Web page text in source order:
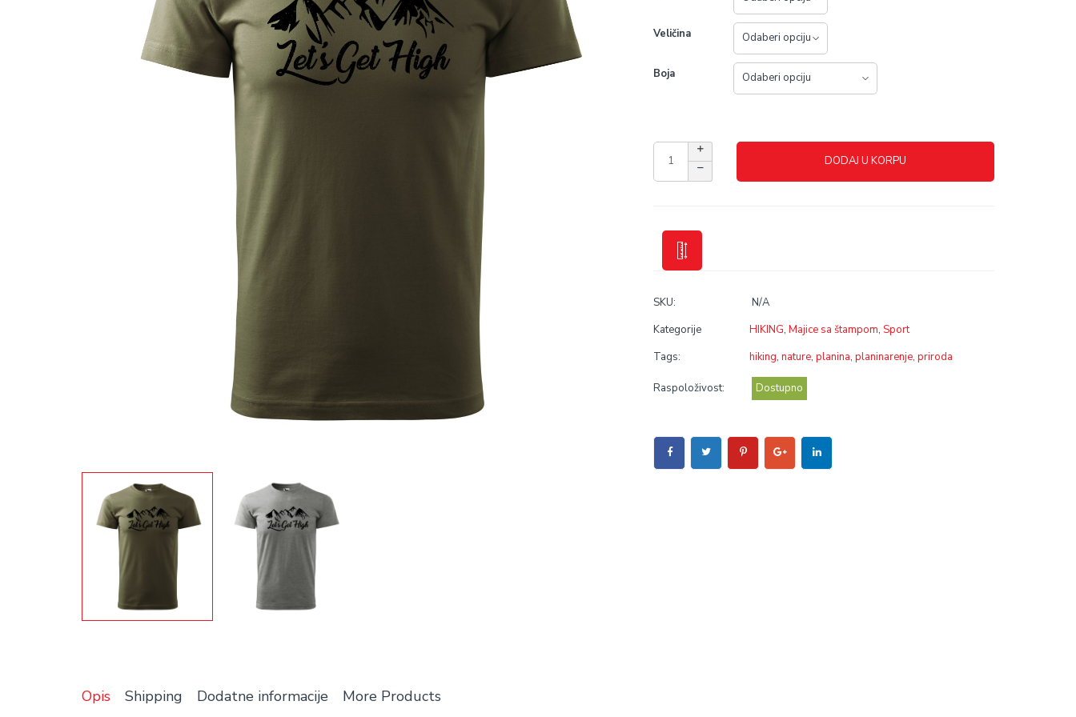
Veličina
Boja
DODAJ U KORPU
SKU:
N/A
Kategorije
HIKING, Majice sa štampom, Sport
Tags:
hiking, nature, planina, planinarenje, priroda
Raspoloživost: Dostupno
Opis Shipping Dodatne informacije More Products